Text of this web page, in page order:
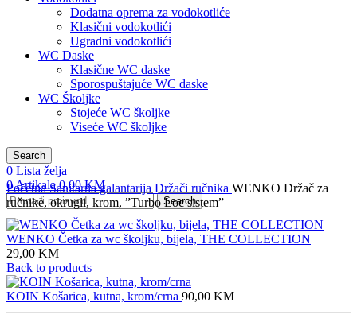
Dodatna oprema za vodokotliće
Klasični vodokotlići
Ugradni vodokotlići
WC Daske
Klasične WC daske
Sporospuštajuće WC daske
WC Školjke
Stojeće WC školjke
Viseće WC školjke
Search
0 Lista želja
0Artikala 0,00KM
Search
PočetnaSanitarna galantarija Držači ručnika WENKO Držač za
ručnike, okrugli, krom, ”Turbo Loc sistem”
WENKO Četka za wc školjku, bijela, THE COLLECTION
29,00 KM
Back to products
KOIN Košarica, kutna, krom/crna 90,00 KM